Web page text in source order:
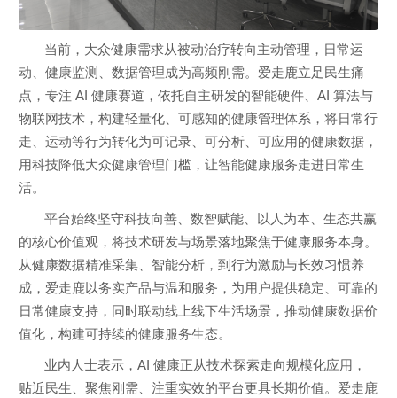
当前，大众健康需求从被动治疗转向主动管理，日常运
动、健康监测、数据管理成为高频刚需。爱走鹿立足民生痛
点，专注 AI 健康赛道，依托自主研发的智能硬件、AI 算法与
物联网技术，构建轻量化、可感知的健康管理体系，将日常行
走、运动等行为转化为可记录、可分析、可应用的健康数据，
用科技降低大众健康管理门槛，让智能健康服务走进日常生
活。
平台始终坚守科技向善、数智赋能、以人为本、生态共赢
的核心价值观，将技术研发与场景落地聚焦于健康服务本身。
从健康数据精准采集、智能分析，到行为激励与长效习惯养
成，爱走鹿以务实产品与温和服务，为用户提供稳定、可靠的
日常健康支持，同时联动线上线下生活场景，推动健康数据价
值化，构建可持续的健康服务生态。
业内人士表示，AI 健康正从技术探索走向规模化应用，
贴近民生、聚焦刚需、注重实效的平台更具长期价值。爱走鹿